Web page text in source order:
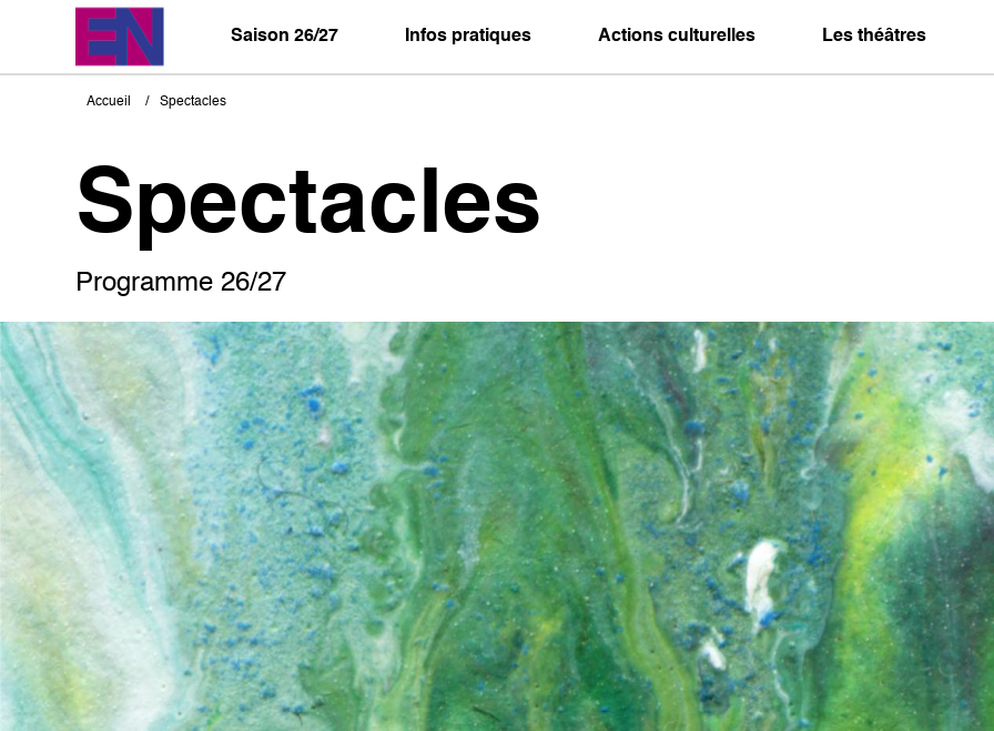
Saison 26/27 Infos pratiques Actions culturelles Les théâtres
Fil
Accueil Spectacles
Spectacles
Programme 26/27